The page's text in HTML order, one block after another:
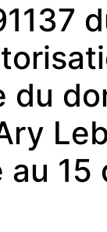
du
au